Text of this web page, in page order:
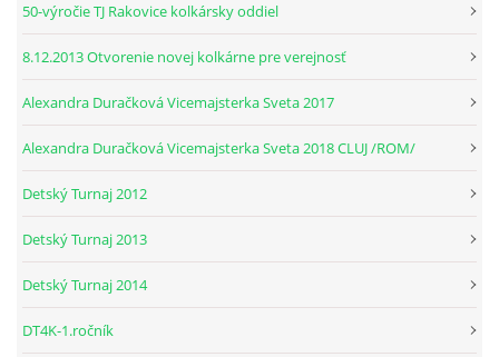
© 2026 eStránky.sk
50-výročie TJ Rakovice kolkársky oddiel
8.12.2013 Otvorenie novej kolkárne pre verejnosť
Alexandra Duračková Vicemajsterka Sveta 2017
Alexandra Duračková Vicemajsterka Sveta 2018 CLUJ /ROM/
Detský Turnaj 2012
Detský Turnaj 2013
Detský Turnaj 2014
DT4K-1.ročník